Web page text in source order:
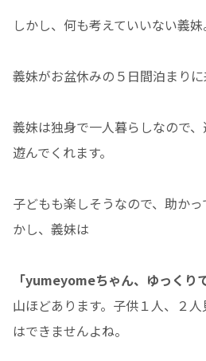
しかし、何も考えていいない義妹
義妹がお盆休みの５日間泊まりに
義妹は独身で一人暮らしなので
遊んでくれます。
子どもも楽しそうなので、助か
かし、義妹は
「yumeyomeちゃん、ゆっくり
山ほどあります。子供１人、２
はできませんよね。